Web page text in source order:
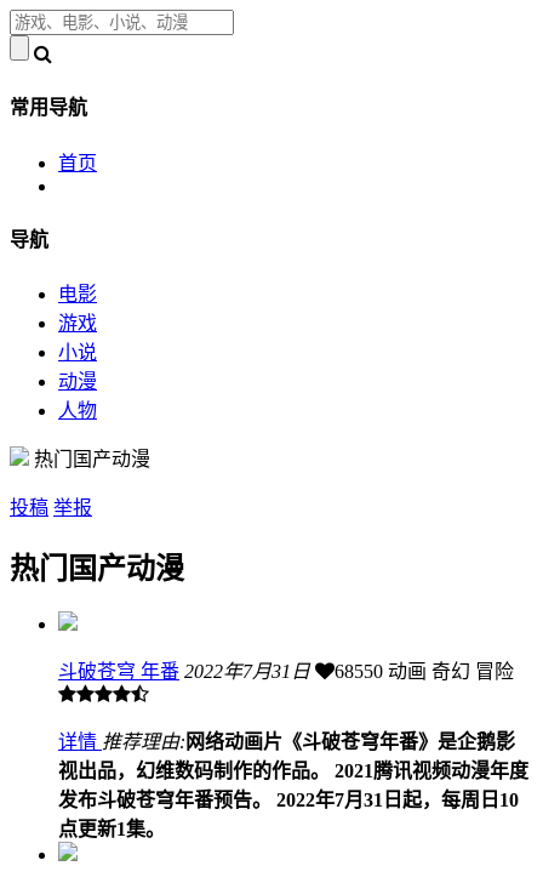
常用导航
首页
导航
电影
游戏
小说
动漫
人物
热门国产动漫
投稿 举报
热门国产动漫
斗破苍穹 年番 2022年7月31日 68550 动画 奇幻 冒险
详情 推荐理由: 网络动画片《斗破苍穹年番》是企鹅影
视出品，幻维数码制作的作品。 2021腾讯视频动漫年度
发布斗破苍穹年番预告。 2022年7月31日起，每周日10
点更新1集。